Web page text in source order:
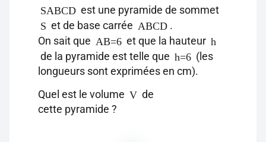
SABCD est une pyramide de sommet
S et de base carrée ABCD .
On sait que AB=6 et que la hauteur h
de la pyramide est telle que h=6 (les
longueurs sont exprimées en cm).
Quel est le volume V de
cette pyramide ?